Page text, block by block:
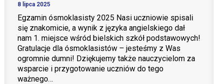
8 lipca 2025
Egzamin ósmoklasisty 2025 Nasi uczniowie spisali
się znakomicie, a wynik z języka angielskiego dał
nam 1. miejsce wśród bielskich szkół podstawowych!
Gratulacje dla ósmoklasistów – jesteśmy z Was
ogromnie dumni! Dziękujemy także nauczycielom za
wsparcie i przygotowanie uczniów do tego
ważnego…